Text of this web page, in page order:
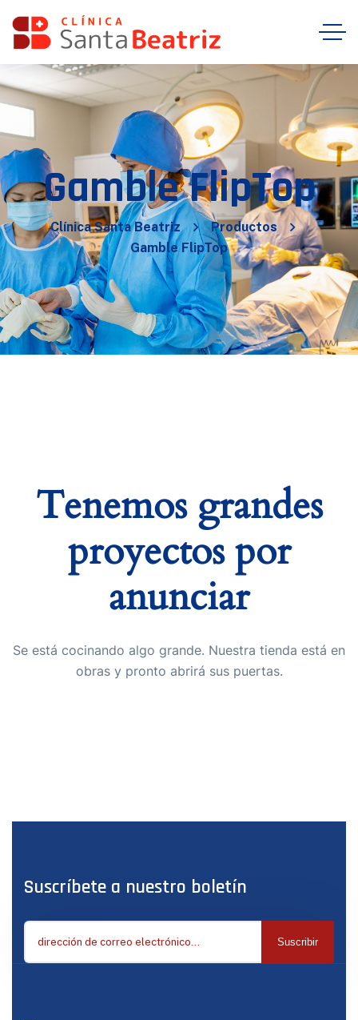
Gamble FlipTop
Clínica Santa Beatriz
Productos
Gamble FlipTop
Tenemos grandes
proyectos por
anunciar
Se está cocinando algo grande. Nuestra tienda está en
obras y pronto abrirá sus puertas.
Suscríbete a nuestro boletín
Suscribir